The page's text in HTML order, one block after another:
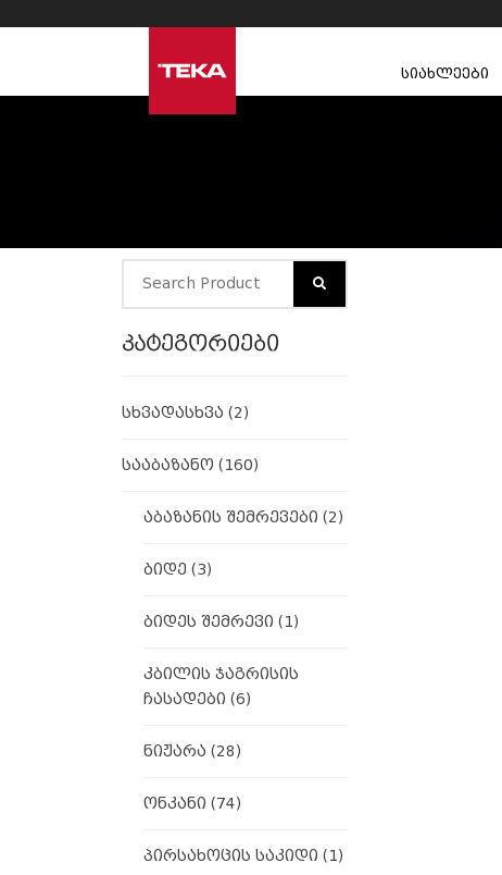
სიახლეები
კატეგორიები
სხვადასხვა (2)
სააბაზანო (160)
აბაზანის შემრევები (2)
ბიდე (3)
ბიდეს შემრევი (1)
კბილის ჯაგრისის
ჩასადები (6)
ნიჟარა (28)
ონკანი (74)
პირსახოცის საკიდი (1)